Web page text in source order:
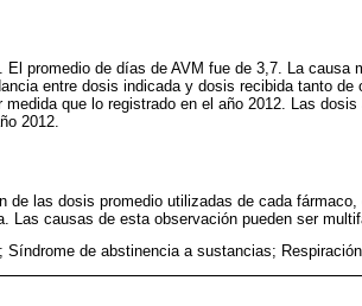
El promedio de días de AVM fue de 3,7. La causa
entre dosis indicada y dosis recibida tanto
medida que lo registrado en el año 2012. Las
2012.
de las dosis promedio utilizadas de cada
Las causas de esta observación pueden ser
Síndrome de abstinencia a sustancias;